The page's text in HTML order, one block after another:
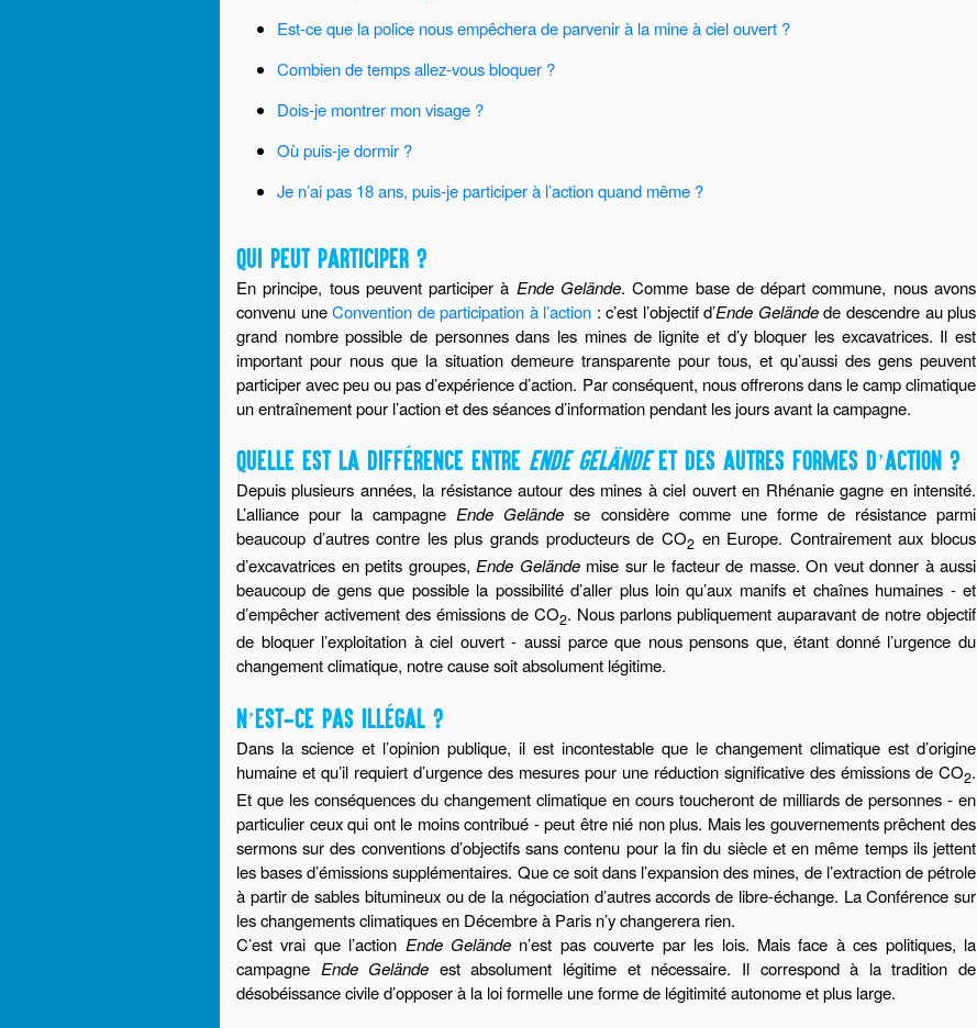
Est-ce que la police nous empêchera de parvenir à la mine à ciel ouvert ?
Combien de temps allez-vous bloquer ?
Dois-je montrer mon visage ?
Où puis-je dormir ?
Je n’ai pas 18 ans, puis-je participer à l’action quand même ?
QUI PEUT PARTICIPER ?
En principe, tous peuvent participer à Ende Gelände. Comme base de départ commune, nous avons
convenu uneConvention de participation à l’action : c’est l’objectif d’Ende Geländede descendre au plus
grand nombre possible de personnes dans les mines de lignite et d’y bloquer les excavatrices. Il est
important pour nous que la situation demeure transparente pour tous, et qu’aussi des gens peuvent
participer avec peu ou pas d’expérience d’action. Par conséquent, nous offrerons dans le camp climatique
un entraînement pour l’action et des séances d’information pendant les jours avant la campagne.
QUELLE EST LA DIFFÉRENCE ENTRE ENDE GELÄNDEET DES AUTRES FORMES D’ACTION ?
Depuis plusieurs années, la résistance autour des mines à ciel ouvert en Rhénanie gagne en intensité.
L’alliance pour la campagne Ende Gelände se considère comme une forme de résistance parmi
beaucoup d’autres contre les plus grands producteurs de CO2en Europe. Contrairement aux blocus
d’excavatrices en petits groupes, Ende Geländemise sur le facteur de masse. On veut donner à aussi
beaucoup de gens que possible la possibilité d’aller plus loin qu’aux manifs et chaînes humaines - et
d’empêcher activement des émissions de CO2. Nous parlons publiquement auparavant de notre objectif
de bloquer l’exploitation à ciel ouvert - aussi parce que nous pensons que, étant donné l’urgence du
changement climatique, notre cause soit absolument légitime.
N’EST-CE PAS ILLÉGAL ?
Dans la science et l’opinion publique, il est incontestable que le changement climatique est d’origine
humaine et qu’il requiert d’urgence des mesures pour une réduction significative des émissions de CO2.
Et que les conséquences du changement climatique en cours toucheront de milliards de personnes - en
particulier ceux qui ont le moins contribué - peut être nié non plus. Mais les gouvernements prêchent des
sermons sur des conventions d’objectifs sans contenu pour la fin du siècle et en même temps ils jettent
les bases d’émissions supplémentaires. Que ce soit dans l’expansion des mines, de l’extraction de pétrole
à partir de sables bitumineux ou de la négociation d’autres accords de libre-échange. La Conférence sur
les changements climatiques en Décembre à Paris n’y changerera rien.
C’est vrai que l’action Ende Gelände n’est pas couverte par les lois. Mais face à ces politiques, la
campagne Ende Gelände est absolument légitime et nécessaire. Il correspond à la tradition de
désobéissance civile d’opposer à la loi formelle une forme de légitimité autonome et plus large.